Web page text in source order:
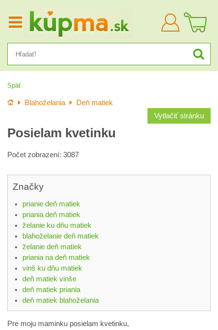
Prihlásiť
sa
Späť
Úvod Blahoželania
Deň matiek
Vytlačiť stránku
Posielam kvetinku
Počet zobrazení: 3087
Značky
prianie deň matiek
priania deň matiek
želanie ku dňu matiek
blahoželanie deň matiek
želanie deň matiek
priania na deň matiek
vinš ku dňu matiek
deň matiek vinše
deň matiek priania
deň matiek blahoželania
Pre moju maminku posielam kvetinku,